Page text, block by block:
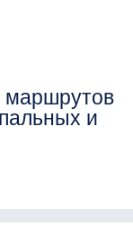
маршрутов
и